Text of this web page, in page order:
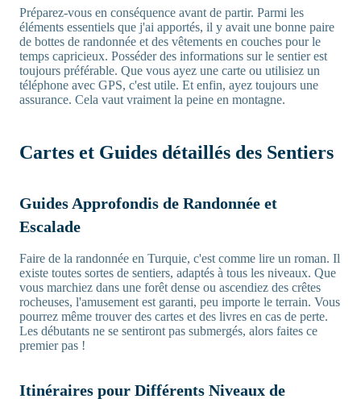
Préparez-vous en conséquence avant de partir. Parmi les
éléments essentiels que j'ai apportés, il y avait une bonne paire
de bottes de randonnée et des vêtements en couches pour le
temps capricieux. Posséder des informations sur le sentier est
toujours préférable. Que vous ayez une carte ou utilisiez un
téléphone avec GPS, c'est utile. Et enfin, ayez toujours une
assurance. Cela vaut vraiment la peine en montagne.
Cartes et Guides détaillés des Sentiers
Guides Approfondis de Randonnée et
Escalade
Faire de la randonnée en Turquie, c'est comme lire un roman. Il
existe toutes sortes de sentiers, adaptés à tous les niveaux. Que
vous marchiez dans une forêt dense ou ascendiez des crêtes
rocheuses, l'amusement est garanti, peu importe le terrain. Vous
pourrez même trouver des cartes et des livres en cas de perte.
Les débutants ne se sentiront pas submergés, alors faites ce
premier pas !
Itinéraires pour Différents Niveaux de